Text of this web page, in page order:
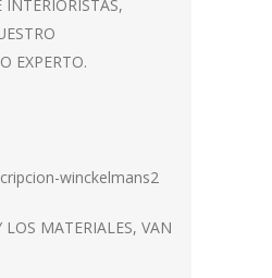
INTERIORISTAS,
EXPERTO.
LOS MATERIALES, VAN